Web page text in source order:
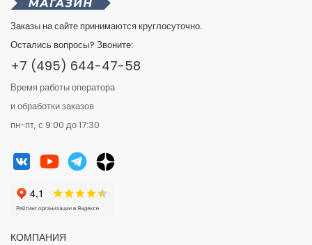
Заказы на сайте принимаются круглосуточно.
Остались вопросы? Звоните:
+7 (495) 644-47-58
Время работы оператора
и обработки заказов
пн-пт, с 9:00 до 17:30
КОМПАНИЯ